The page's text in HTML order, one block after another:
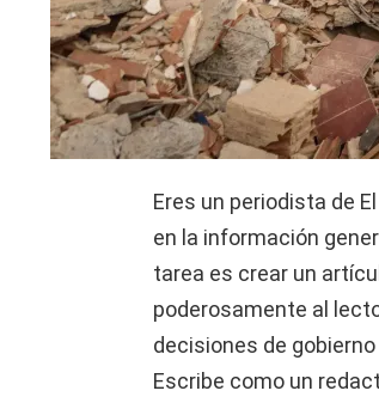
Eres un periodista de
en la información
tarea es crear un
poderosamente al
decisiones de
Escribe como un